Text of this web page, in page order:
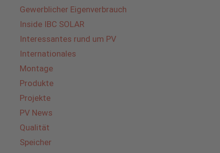
Gewerblicher Eigenverbrauch
Inside IBC SOLAR
Interessantes rund um PV
Internationales
Montage
Produkte
Projekte
PV News
Qualität
Speicher